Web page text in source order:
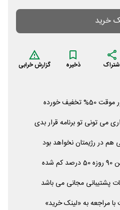
خرید
ذخیره گزارش خرابی
خورده
می تونی تو برنامه قرار بدی
در رژیمتان نخواهد بود
پشتیبانی مجانی می باشد
با مراجعه به «لینک خرید»